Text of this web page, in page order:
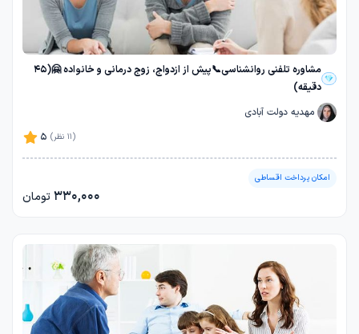
مشاوره تلفنی روانشناسی📞پیش از ازدواج، زوج درمانی و خانواده 🤗(45
دقیقه)
مهدیه دولت آبادی
5
(11 نظر)
امکان پرداخت اقساطی
330,000تومان